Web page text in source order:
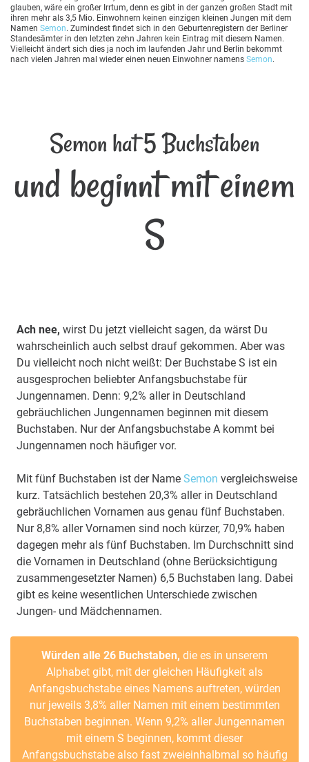
glauben, wäre ein großer Irrtum, denn es gibt in der ganzen großen Stadt mit
ihren mehr als 3,5 Mio. Einwohnern keinen einzigen kleinen Jungen mit dem
Namen Semon. Zumindest findet sich in den Geburtenregistern der Berliner
Standesämter in den letzten zehn Jahren kein Eintrag mit diesem Namen.
Vielleicht ändert sich dies ja noch im laufenden Jahr und Berlin bekommt
nach vielen Jahren mal wieder einen neuen Einwohner namens Semon.
Semon hat 5 Buchstaben
und beginnt mit einem
S
Ach nee, wirst Du jetzt vielleicht sagen, da wärst Du
wahrscheinlich auch selbst drauf gekommen. Aber was
Du vielleicht noch nicht weißt: Der Buchstabe S ist ein
ausgesprochen beliebter Anfangsbuchstabe für
Jungennamen. Denn: 9,2% aller in Deutschland
gebräuchlichen Jungennamen beginnen mit diesem
Buchstaben. Nur der Anfangsbuchstabe A kommt bei
Jungennamen noch häufiger vor.
Mit fünf Buchstaben ist der Name Semon vergleichsweise
kurz. Tatsächlich bestehen 20,3% aller in Deutschland
gebräuchlichen Vornamen aus genau fünf Buchstaben.
Nur 8,8% aller Vornamen sind noch kürzer, 70,9% haben
dagegen mehr als fünf Buchstaben. Im Durchschnitt sind
die Vornamen in Deutschland (ohne Berücksichtigung
zusammengesetzter Namen) 6,5 Buchstaben lang. Dabei
gibt es keine wesentlichen Unterschiede zwischen
Jungen- und Mädchennamen.
Würden alle 26 Buchstaben, die es in unserem
Alphabet gibt, mit der gleichen Häufigkeit als
Anfangsbuchstabe eines Namens auftreten, würden
nur jeweils 3,8% aller Namen mit einem bestimmten
Buchstaben beginnen. Wenn 9,2% aller Jungennamen
mit einem S beginnen, kommt dieser
Anfangsbuchstabe also fast zweieinhalbmal so häufig